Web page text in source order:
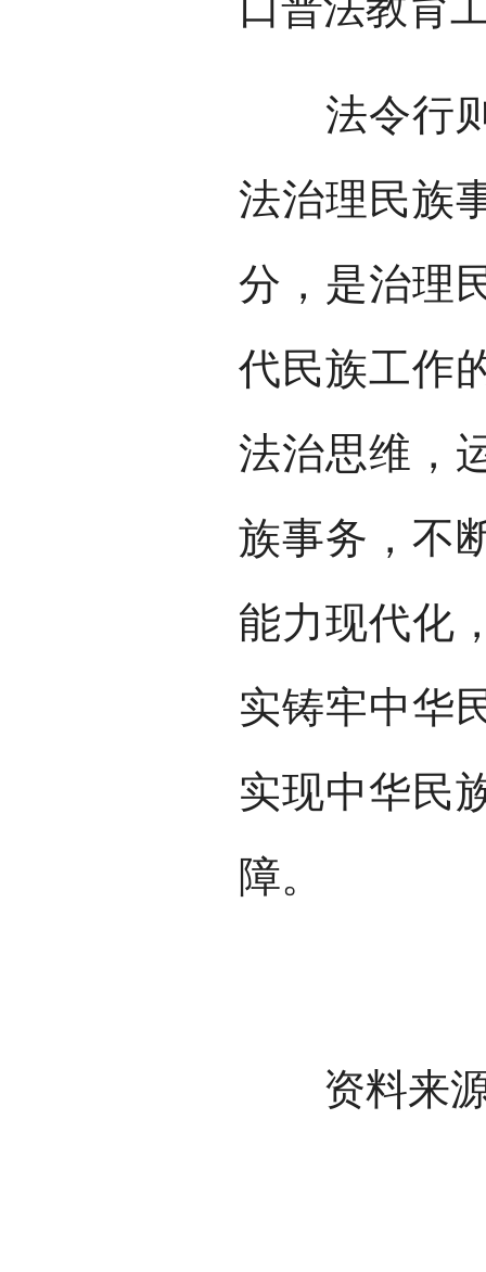
法令行则
法治理民族
分，是治理
代民族工作
法治思维，
族事务，不
能力现代化
实铸牢中华
实现中华民
障。
资料来源